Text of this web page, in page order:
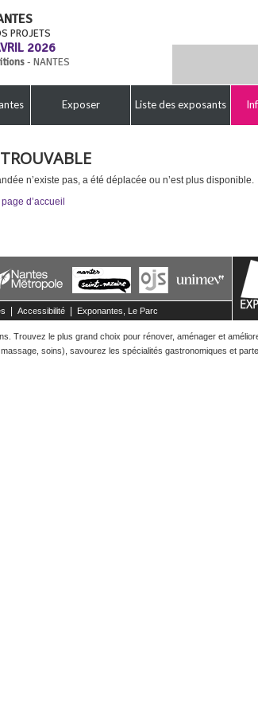
PROJETS
2026
- NANTES
Exposer Liste des exposants
n’existe pas, a été déplacée ou n’est plus disponible.
d’accueil
Accessibilité Exponantes, Le Parc
Trouvez le plus grand choix pour rénover, aménager et
soins), savourez les spécialités gastronomiques et